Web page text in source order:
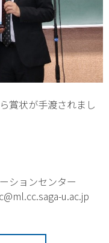
賞状が手渡されまし
ションセンター
u.ac.jp